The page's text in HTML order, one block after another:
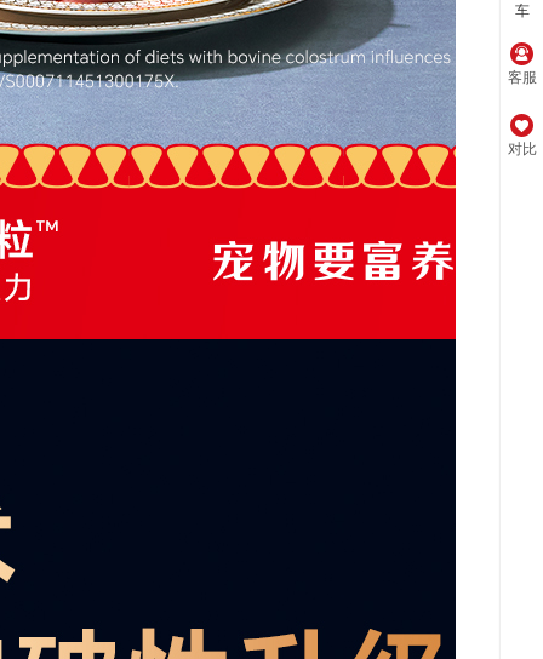
车
客服
对比